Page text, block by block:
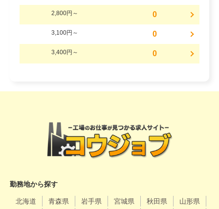
2,800円～ 0
3,100円～ 0
3,400円～ 0
勤務地から探す
北海道 青森県 岩手県 宮城県 秋田県
山形県